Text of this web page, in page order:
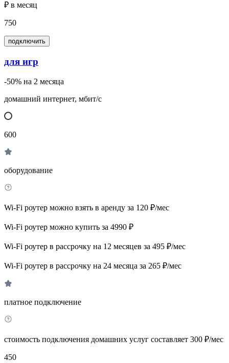
₽ в месяц
750
подключить
для игр
-50% на 2 месяца
домашний интернет, мбит/с
600
оборудование
Wi-Fi роутер можно взять в аренду за 120 ₽/мес
Wi-Fi роутер можно купить за 4990 ₽
Wi-Fi роутер в рассрочку на 12 месяцев за 495 ₽/мес
Wi-Fi роутер в рассрочку на 24 месяца за 265 ₽/мес
платное подключение
стоимость подключения домашних услуг составляет 300 ₽/мес
450